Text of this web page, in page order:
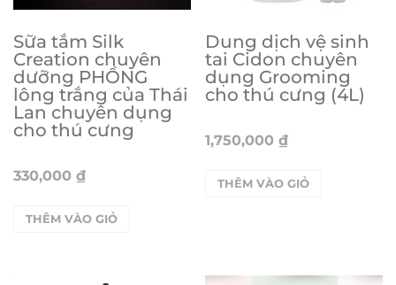
Sữa tắm Silk
Creation chuyên
dưỡng PHỒNG
lông trắng của Thái
Lan chuyên dụng
cho thú cưng
330,000 ₫
THÊM VÀO GIỎ
Dung dịch vệ sinh
tai Cidon chuyên
dụng Grooming
cho thú cưng (4L)
1,750,000₫
THÊM VÀO GIỎ